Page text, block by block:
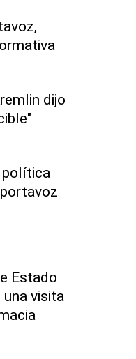
dijo
política
Estado
visita